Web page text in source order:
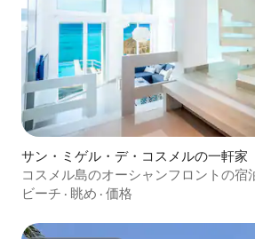
サン・ミゲル・デ・コスメルの一軒家
コスメル島のオーシャンフロントの宿
ビーチ · 眺め · 価格